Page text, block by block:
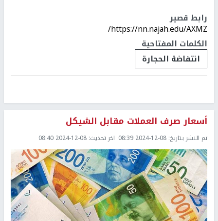
رابط قصير
https://nn.najah.edu/AXMZ/
الكلمات المفتاحية
انتفاضة الحجارة
أسعار صرف العملات مقابل الشيكل
تم النشر بتاريخ: 2024-12-08 08:39 اخر تحديث: 2024-12-08 08:40